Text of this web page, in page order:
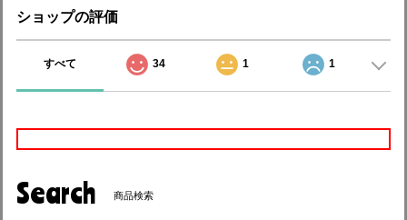
ショップの評価
すべて 34 1 1
Search 商品検索